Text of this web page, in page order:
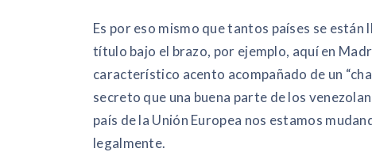
Es por eso mismo que tantos países se
título bajo el brazo, por ejemplo, aquí en
característico acento acompañado de un
secreto que una buena parte de los
país de la Unión Europea nos estamos
legalmente.